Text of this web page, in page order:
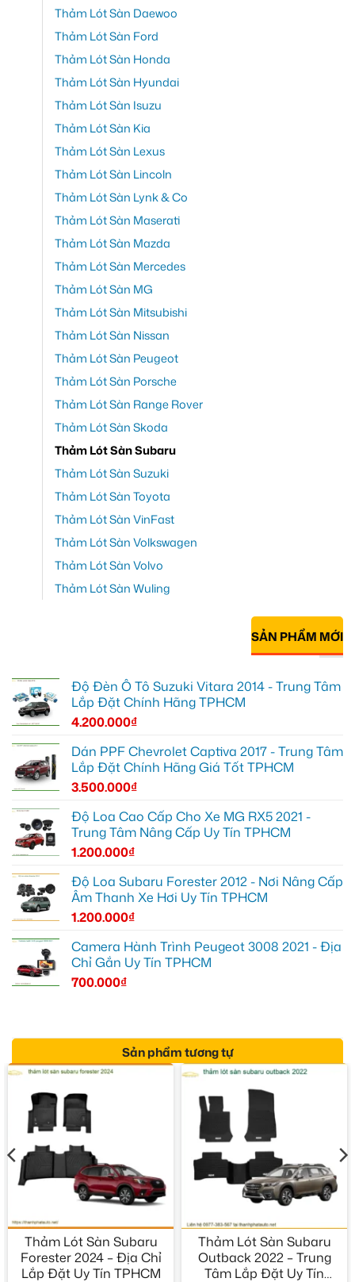
Thảm Lót Sàn Daewoo
Thảm Lót Sàn Ford
Thảm Lót Sàn Honda
Thảm Lót Sàn Hyundai
Thảm Lót Sàn Isuzu
Thảm Lót Sàn Kia
Thảm Lót Sàn Lexus
Thảm Lót Sàn Lincoln
Thảm Lót Sàn Lynk & Co
Thảm Lót Sàn Maserati
Thảm Lót Sàn Mazda
Thảm Lót Sàn Mercedes
Thảm Lót Sàn MG
Thảm Lót Sàn Mitsubishi
Thảm Lót Sàn Nissan
Thảm Lót Sàn Peugeot
Thảm Lót Sàn Porsche
Thảm Lót Sàn Range Rover
Thảm Lót Sàn Skoda
Thảm Lót Sàn Subaru
Thảm Lót Sàn Suzuki
Thảm Lót Sàn Toyota
Thảm Lót Sàn VinFast
Thảm Lót Sàn Volkswagen
Thảm Lót Sàn Volvo
Thảm Lót Sàn Wuling
SẢN PHẨM MỚI
Độ Đèn Ô Tô Suzuki Vitara 2014 - Trung Tâm
Lắp Đặt Chính Hãng TPHCM
4.200.000₫
Dán PPF Chevrolet Captiva 2017 - Trung Tâm
Lắp Đặt Chính Hãng Giá Tốt TPHCM
3.500.000₫
Độ Loa Cao Cấp Cho Xe MG RX5 2021 -
Trung Tâm Nâng Cấp Uy Tín TPHCM
1.200.000₫
Độ Loa Subaru Forester 2012 - Nơi Nâng Cấp
Âm Thanh Xe Hơi Uy Tín TPHCM
1.200.000₫
Camera Hành Trình Peugeot 3008 2021 - Địa
Chỉ Gắn Uy Tín TPHCM
700.000₫
Sản phẩm tương tự
Thảm Lót Sàn Subaru
Forester 2024 – Địa Chỉ
Lắp Đặt Uy Tín TPHCM
Thảm Lót Sàn Subaru
Outback 2022 – Trung
Tâm Lắp Đặt Uy Tín